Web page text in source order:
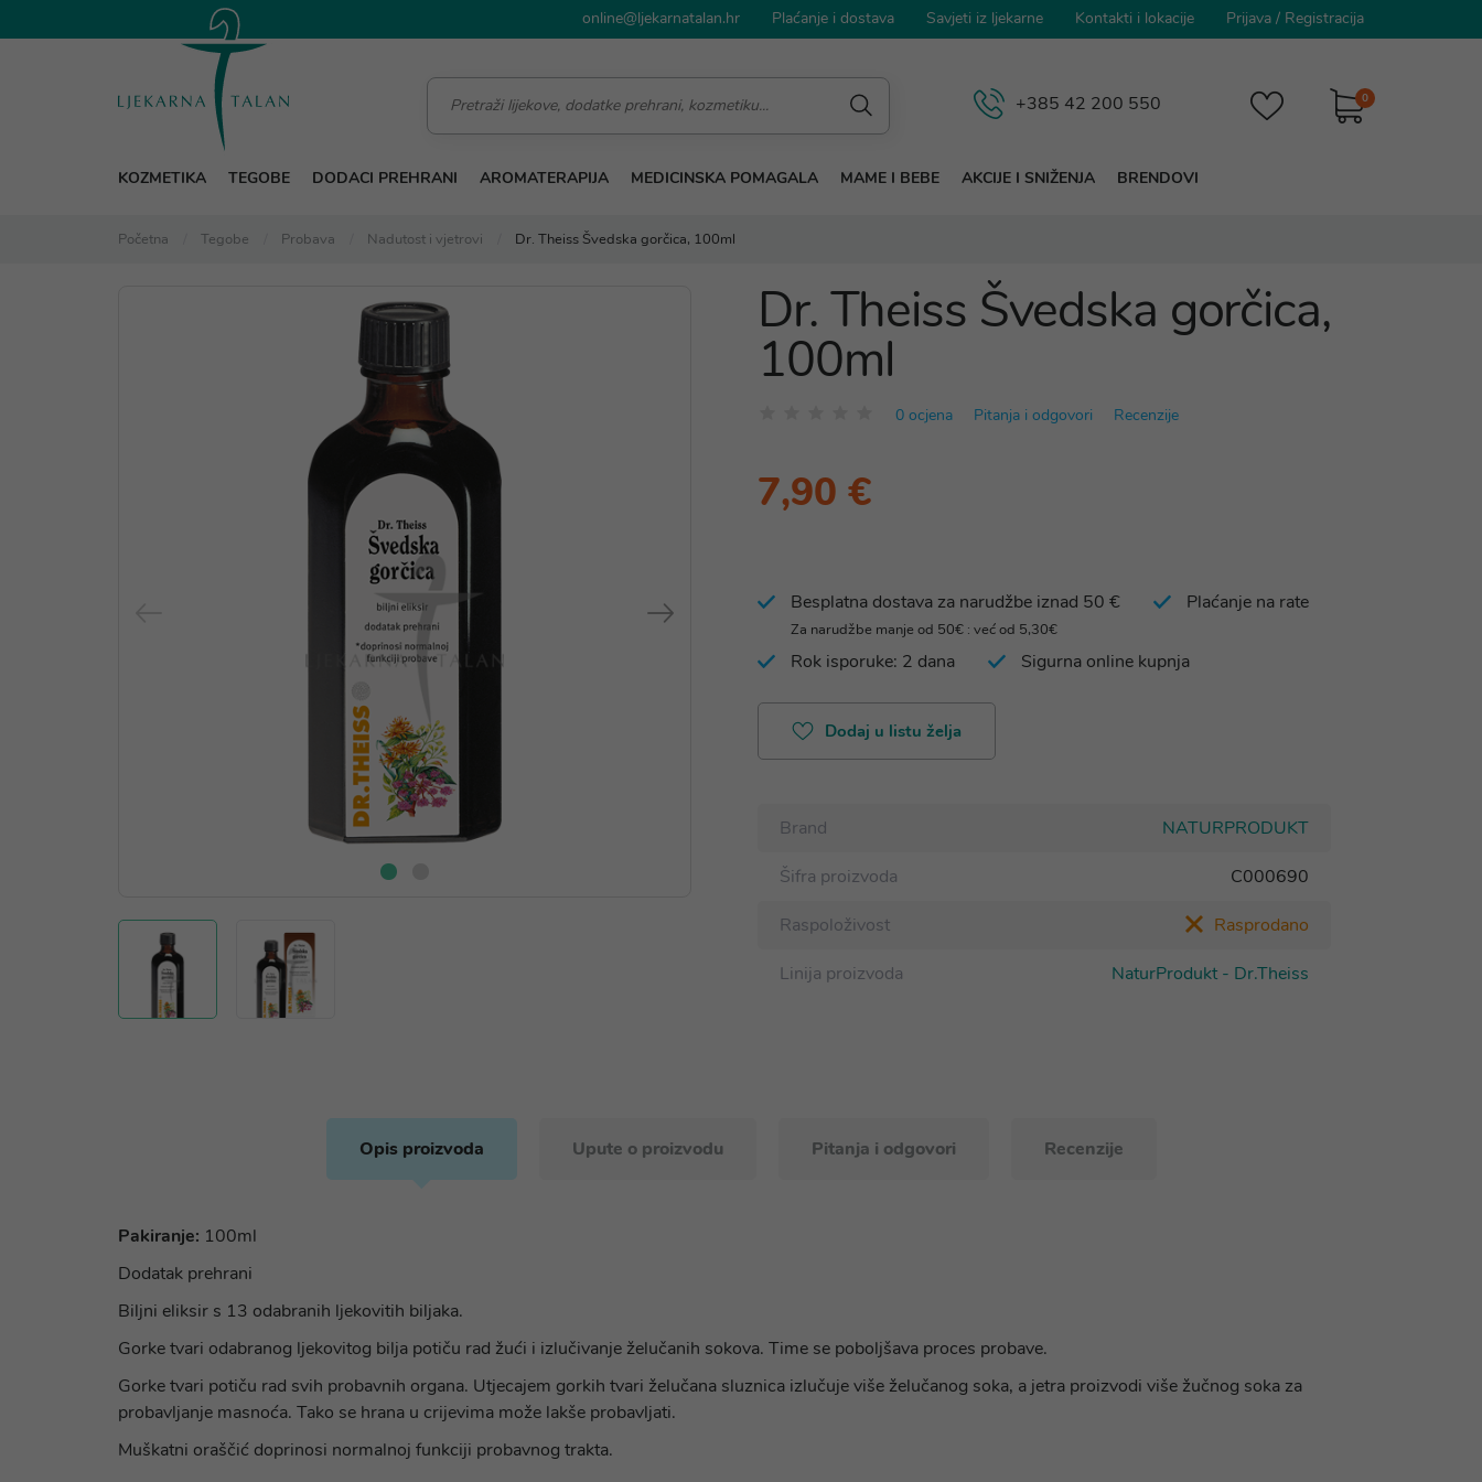
online@ljekarnatalan.hr Plaćanje i dostava Savjeti iz ljekarne Kontakti i lokacije Prijava / Registracija
0
+385 42 200 550
KOZMETIKA TEGOBE DODACI PREHRANI AROMATERAPIJA MEDICINSKA POMAGALA MAME I BEBE AKCIJE I SNIŽENJA BRENDOVI
Početna Tegobe Probava Nadutost i vjetrovi Dr. Theiss Švedska gorčica, 100ml
Dr. Theiss Švedska gorčica,
100ml
0 ocjena Pitanja i odgovori Recenzije
7,90 €
Besplatna dostava za narudžbe iznad 50 €
Za narudžbe manje od 50€ : već od 5,30€
Plaćanje na rate
Rok isporuke: 2 dana Sigurna online kupnja
Dodaj u listu želja
Brand
NATURPRODUKT
Šifra proizvoda
C000690
Raspoloživost
Rasprodano
Linija proizvoda
NaturProdukt - Dr.Theiss
Opis proizvoda Upute o proizvodu Pitanja i odgovori Recenzije
Pakiranje: 100ml
Dodatak prehrani
Biljni eliksir s 13 odabranih ljekovitih biljaka.
Gorke tvari odabranog ljekovitog bilja potiču rad žući i izlučivanje želučanih sokova. Time se poboljšava proces probave.
Gorke tvari potiču rad svih probavnih organa. Utjecajem gorkih tvari želučana sluznica izlučuje više želučanog soka, a jetra proizvodi više žučnog soka za
probavljanje masnoća. Tako se hrana u crijevima može lakše probavljati.
Muškatni oraščić doprinosi normalnoj funkciji probavnog trakta.